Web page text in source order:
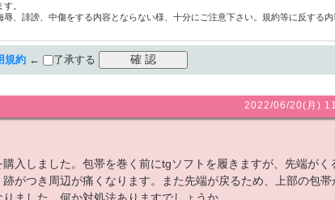
。
、誹謗、中傷をする内容とならない様、十分にご注意下さい。規約等に反する内
規約← 了承する
2022/06/20(月)
入しました。包帯を巻く前にtgソフトを履きますが、先端がく
がつき周辺が痛くなります。また先端が戻るため、上部の包帯